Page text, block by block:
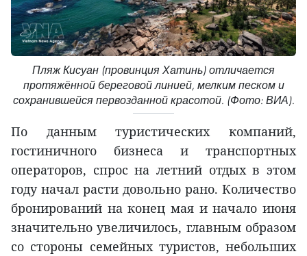
Пляж Кисуан (провинция Хатинь) отличается
протяжённой береговой линией, мелким песком и
сохранившейся первозданной красотой. (Фото: ВИА).
По данным туристических компаний,
гостиничного бизнеса и транспортных
операторов, спрос на летний отдых в этом
году начал расти довольно рано. Количество
бронирований на конец мая и начало июня
значительно увеличилось, главным образом
со стороны семейных туристов, небольших